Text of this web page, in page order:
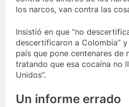
los narcos, van contra las
Insistió en que “no
descertificaron a Colombia”
país que pone centenares de
tratando que esa cocaína no
Unidos”.
​Un informe errado